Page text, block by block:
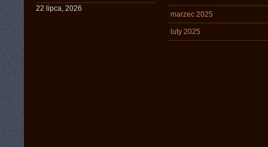
22 lipca, 2026
marzec 2025
luty 2025